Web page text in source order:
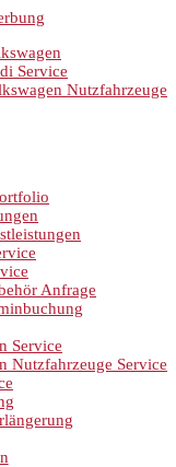
Anfrage
Service
Nutzfahrzeuge Service